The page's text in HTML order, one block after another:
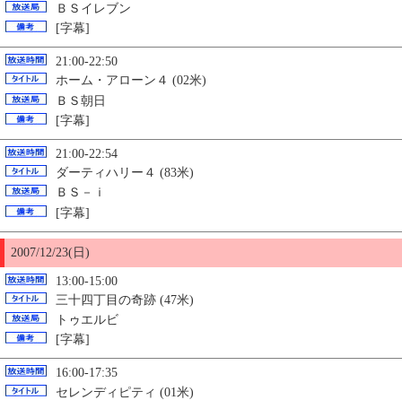
ＢＳイレブン
[字幕]
21:00-22:50
ホーム・アローン４ (02米)
ＢＳ朝日
[字幕]
21:00-22:54
ダーティハリー４ (83米)
ＢＳ－ｉ
[字幕]
2007/12/23(日)
13:00-15:00
三十四丁目の奇跡 (47米)
トゥエルビ
[字幕]
16:00-17:35
セレンディピティ (01米)